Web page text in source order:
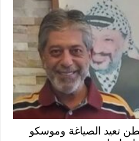
تعيد الصياغة وموسكو